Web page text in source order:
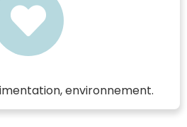
environnement.